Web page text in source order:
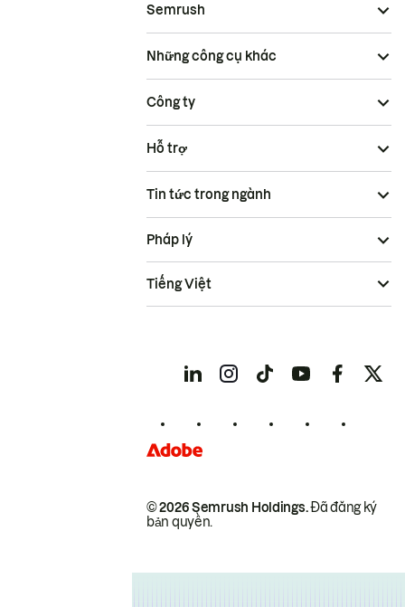
Semrush
Những công cụ khác
Công ty
Hỗ trợ
Tin tức trong ngành
© 2026 Semrush Holdings.Đã đăng ký
bản quyền.
Pháp lý
Tiếng Việt